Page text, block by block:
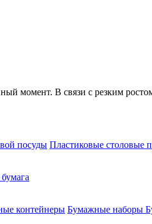
момент. В связи с резким
посуды Пластиковые столовые
контейнеры Бумажные наборы